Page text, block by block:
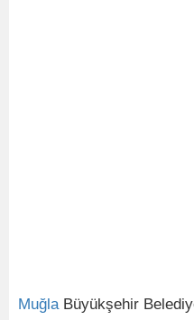
MuğlaBüyükşehir